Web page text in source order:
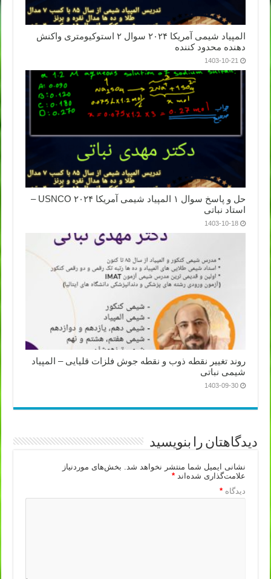
المپیاد شیمی آمریکا ۲۰۲۴ سوال ۲ استوکیومتری واکنش
دهنده محدود کننده
1403-10-21
حل و پاسخ سوال ۱ المپیاد شیمی آمریکا ۲۰۲۴ USNCO –
استاد نباتی
1403-10-18
روند تغییر نقطه ذوب و نقطه جوش فلزات قلیایی – المپیاد
شیمی نباتی
1403-09-30
دیدگاهتان را بنویسید
نشانی ایمیل شما منتشر نخواهد شد. بخش‌های موردنیاز
علامت‌گذاری شده‌اند*
دیدگاه*